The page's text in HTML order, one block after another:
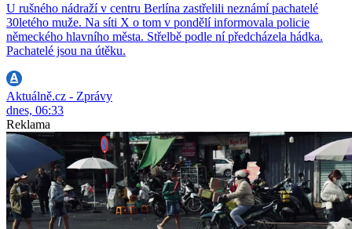
U rušného nádraží v centru Berlína zastřelili neznámí pachatelé
30letého muže. Na síti X o tom v pondělí informovala policie
německého hlavního města. Střelbě podle ní předcházela hádka.
Pachatelé jsou na útěku.
Aktuálně.cz - Zprávy
dnes, 06:33
Reklama